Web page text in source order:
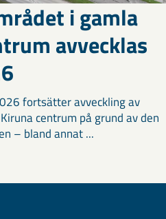
i gamla
avvecklas
fortsätter avveckling av
centrum på grund av den
– bland annat ...